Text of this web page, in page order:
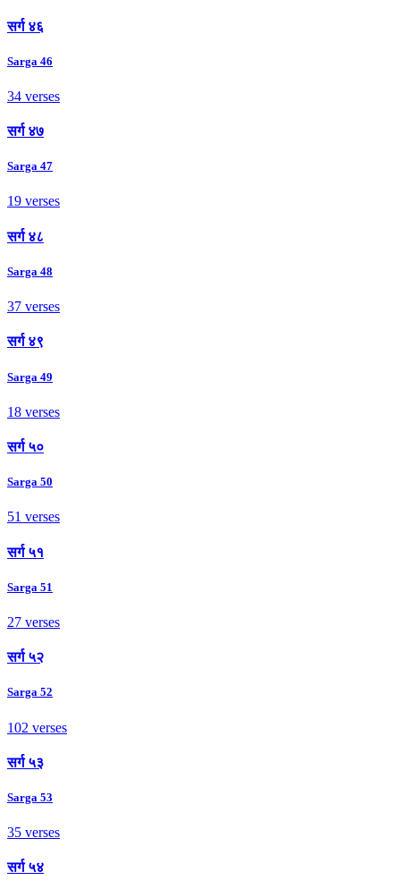
सर्ग ४६
Sarga 46
34 verses
सर्ग ४७
Sarga 47
19 verses
सर्ग ४८
Sarga 48
37 verses
सर्ग ४९
Sarga 49
18 verses
सर्ग ५०
Sarga 50
51 verses
सर्ग ५१
Sarga 51
27 verses
सर्ग ५२
Sarga 52
102 verses
सर्ग ५३
Sarga 53
35 verses
सर्ग ५४